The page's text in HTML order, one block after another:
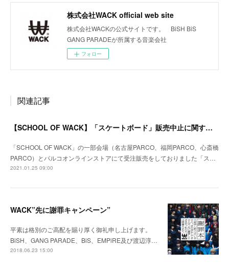
株式会社WACK official web site
株式会社WACKの公式サイトです。 BiSH BiS
GANG PARADEが所属する音楽会社
フォロー
関連記事
【SCHOOL OF WACK】「スケートボード」販売中止に関するお詫びおよびご返金のご案内
「SCHOOL OF WACK」の一部会場（名古屋PARCO、福岡PARCO、心斎橋
PARCO）とパルコオンラインストアにて受注販売をしておりました「ス…
2021.01.25 09:00
WACK”先に謝罪キャンペーン”
平素は格別のご高配を賜り厚く御礼申し上げます。
BiSH、GANG PARADE、BiS、EMPiRE及び渡辺淳…
2018.06.23 15:00